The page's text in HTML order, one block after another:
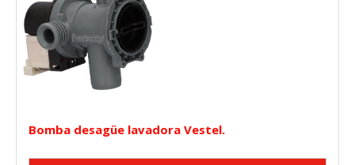
Bomba desagüe lavadora Vestel.